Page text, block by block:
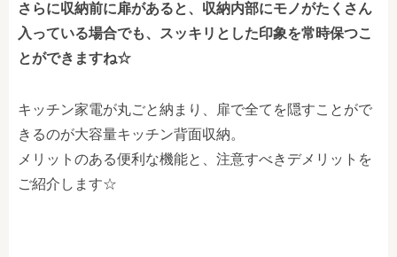
さらに収納前に扉があると、収納内部にモノがたくさん
入っている場合でも、スッキリとした印象を常時保つこ
とができますね☆
キッチン家電が丸ごと納まり、扉で全てを隠すことがで
きるのが大容量キッチン背面収納。
メリットのある便利な機能と、注意すべきデメリットを
ご紹介します☆